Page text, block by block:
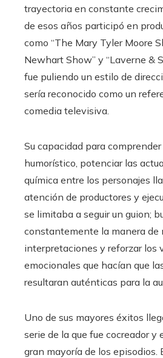
trayectoria en constante
de esos años participó en
como “The Mary Tyler Moore
Newhart Show” y “Laverne &
fue puliendo un estilo de
sería reconocido como un
comedia televisiva.
Su capacidad para
humorístico, potenciar las
química entre los personajes
atención de productores y
se limitaba a seguir un guion;
constantemente la manera de
interpretaciones y reforzar los
emocionales que hacían que
resultaran auténticas para la
Uno de sus mayores éxitos
serie de la que fue cocreador y
gran mayoría de los episodios.